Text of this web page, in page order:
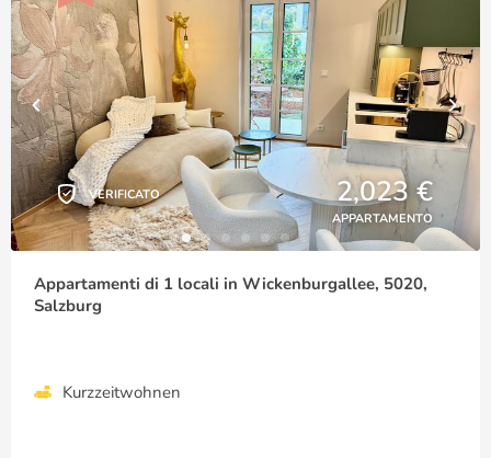
VERIFICATO 2,023 €
APPARTAMENTO
Appartamenti di 1 locali in Wickenburgallee, 5020,
Salzburg
Kurzzeitwohnen